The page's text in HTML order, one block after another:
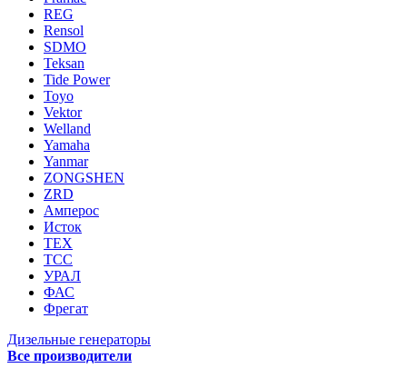
REG
Rensol
SDMO
Teksan
Tide Power
Toyo
Vektor
Welland
Yamaha
Yanmar
ZONGSHEN
ZRD
Амперос
Исток
ТЕХ
ТСС
УРАЛ
ФАС
Фрегат
Дизельные генераторы
Все производители